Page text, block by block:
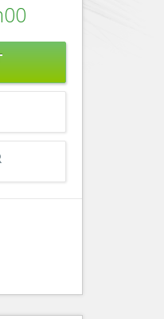
Commerces
Mode, ...
Loisirs
Plages, sports, ...
Tourisme, ...